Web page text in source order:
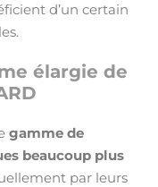
d’un certain
élargie de
gamme de
beaucoup plus
par leurs